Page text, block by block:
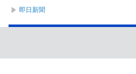
即日新聞